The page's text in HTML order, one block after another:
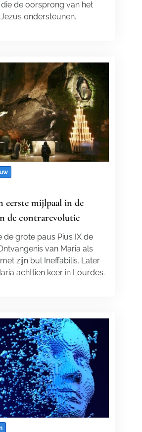
de oorsprong van het
ondersteunen.
eerste mijlpaal in de
de contrarevolutie
de grote paus Pius IX de
van Maria als
zijn bul Ineffabilis. Later
achttien keer in Lourdes.